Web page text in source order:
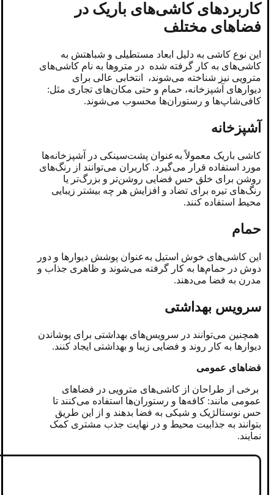
کاربردهای کاشی‌های باریک در
فضاهای مختلف
این نوع کاشی به دلیل ابعاد مستطیلی و شباهتش به
کاشی‌های به کار گرفته شده در متروها به نام کاشی‌های
مترویی نیز شناخته می‌شوند، انتخابی عالی برای
دیوارهای آشپزخانه، حمام و حتی مکان‌های تجاری مثل:
کافی‌شاپ‌ها و رستوران‌ها محسوب می‌شوند.
آشپزخانه
کاشی باریک معمولاً به‌عنوان پشت‌سینکی در آشپزخانه‌ها
مورد استفاده قرار می‌گیرد. کاربران می‌توانند از رنگ‌های
روشن برای خلق حس فضایی روشن‌تر و بزرگ‌تر یا
رنگ‌های تیره برای تضاد و افزایش هر چه بیشتر زیبایی
محیط استفاده کنند.
حمام
این کاشی‌های خوش استیل به‌عنوان پوشش دیوارها و دور
دوش در حمام‌ها به کار گرفته می‌شوند و ظاهری جذاب و
مدرن به فضا می‌دهند.
سرویس بهداشتی
همچنین می‌توانند در سرویس‌های بهداشتی برای پوشاندن
دیوارها به کار روند و فضایی زیبا و بهداشتی ایجاد کنند.
فضاهای عمومی
برخی از طراحان از کاشی‌های مترویی در فضاهای
عمومی مانند: کافه‌ها و رستوران‌ها استفاده می‌کنند تا
حس نوستالژیک و شیکی به فضا بدهند و از این طریق
بتوانند به جذابیت محیط و در نهایت جذب مشتری کمک
نمایند.